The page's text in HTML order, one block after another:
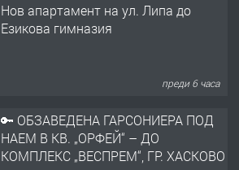
🔑 ОБЗАВЕДЕНА ГАРСОНИЕРА ПОД
НАЕМ В КВ. „ОРФЕЙ“ – ДО
преди 1 ден
НАПЪЛНО ОБЗАВЕДЕН И
ОБОРУДВАН ТРИСТАЕН
АПАРТАМЕНТ В ЦЕНТЪРА НА ГР.